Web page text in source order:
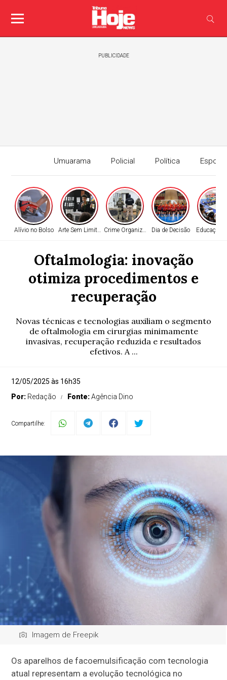
PUBLICIDADE
Umuarama Policial Política
Edição
Alívio no Bolso Arte Sem Limites Crime OrganizadoDia de Decisão Educação
Oftalmologia: inovação
otimiza procedimentos e
recuperação
Novas técnicas e tecnologias auxiliam o segmento
de oftalmologia em cirurgias minimamente
invasivas, recuperação reduzida e resultados
efetivos. A ...
12/05/2025 às 16h35
Por: Redação Fonte:Agência Dino
Compartilhe:
Imagem de Freepik
Os aparelhos de facoemulsificação com tecnologia
atual representam a evolução tecnológica no